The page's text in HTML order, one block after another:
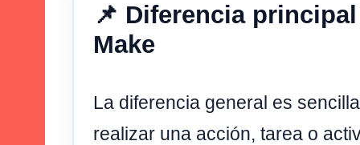
📌 Diferencia
Make
La diferencia general es
realizar una acción, tarea o